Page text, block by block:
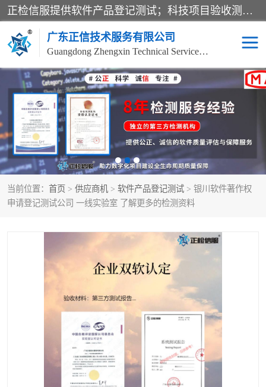
正检信服提供软件产品登记测试；科技项目验收测试；产品确认测试；功能测试；性能测试；安全测试；代码审计测试；漏洞扫描测试；渗透测试；风险评估测试；信息安全等级保护测评；双软认定；实验室建设质量体系建设；软件着作权、软件评测等服务。
广东正信技术服务有限公司
Guangdong Zhengxin Technical Service Co., Ltd
当前位置： 首页 > 供应商机 > 软件产品登记测试 > 银川软件著作权
申请登记测试公司 一线实验室 了解更多的检测资料
电子政务验收测评 数字信息化验收测评
应用软件系统测试 信息系统漏洞扫描
科技成果鉴定测试 软件产品登记测试
信息安全风险评估 系统性能效率测试